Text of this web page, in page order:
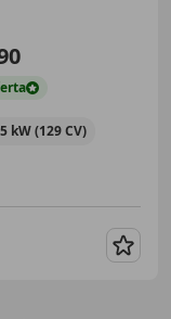
kW (129 CV)